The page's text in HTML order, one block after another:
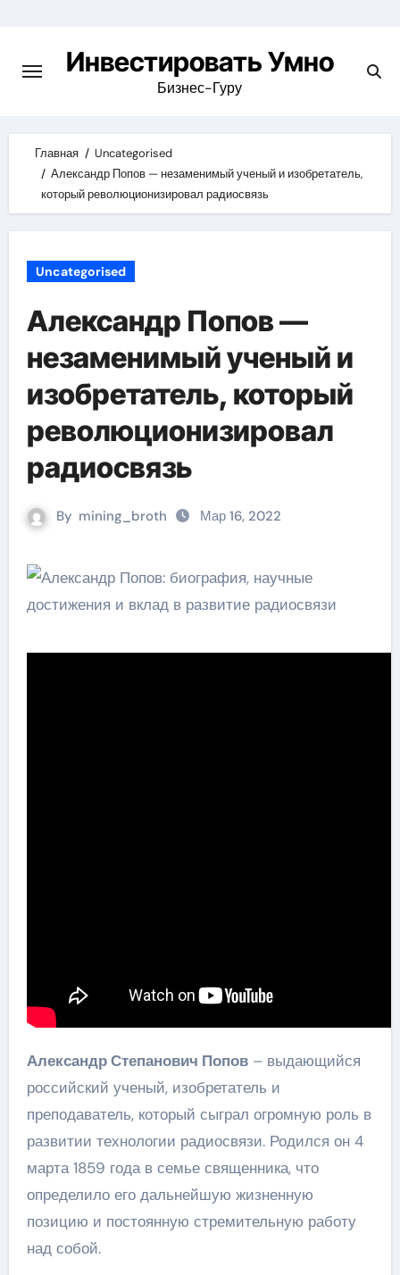
content
Инвестировать Умно
Бизнес-Гуру
Главная
Uncategorised
Александр Попов — незаменимый ученый и изобретатель,
который революционизировал радиосвязь
Uncategorised
Александр Попов —
незаменимый ученый и
изобретатель, который
революционизировал
радиосвязь
By mining_broth Мар 16, 2022
Александр Степанович Попов– выдающийся
российский ученый, изобретатель и
преподаватель, который сыграл огромную роль в
развитии технологии радиосвязи. Родился он 4
марта 1859 года в семье священника, что
определило его дальнейшую жизненную
позицию и постоянную стремительную работу
над собой.